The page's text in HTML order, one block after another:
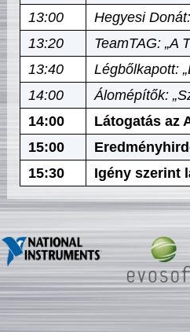
13:00
Hegyesi
13:20
TeamTAG: „A
13:40
Légbőlkapott:
14:00
Álomépítők:
14:00
Látogatás az
15:00
15:30
Igény szerint